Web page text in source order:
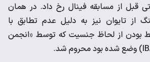
قبل از مسابقه فینال رخ داد. در همان
از تایوان نیز به دلیل عدم تطابق با
بودن از لحاظ جنسیت که توسط «انجمن